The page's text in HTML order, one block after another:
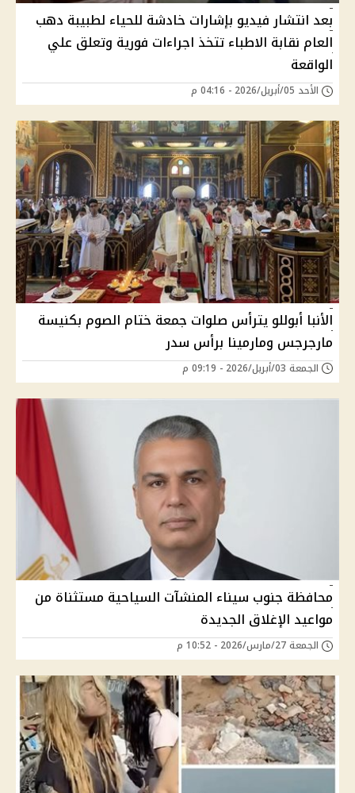
بعد انتشار فيديو بإشارات خادشة للحياء لطبيبة دهب
العام نقابة الاطباء تتخذ اجراءات فورية وتعلق علي
الواقعة
الأحد 05/أبريل/2026 - 04:16 م
الأنبا أبوللو يترأس صلوات جمعة ختام الصوم بكنيسة
مارجرجس ومارمينا برأس سدر
الجمعة 03/أبريل/2026 - 09:19 م
محافظة جنوب سيناء المنشآت السياحية مستثناة من
مواعيد الإغلاق الجديدة
الجمعة 27/مارس/2026 - 10:52 م